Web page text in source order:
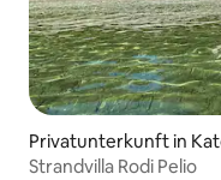
Privatunterkunft in
Strandvilla Rodi Pelio